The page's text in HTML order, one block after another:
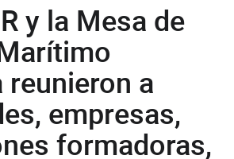
y la Mesa de
a
empresas,
formadoras,